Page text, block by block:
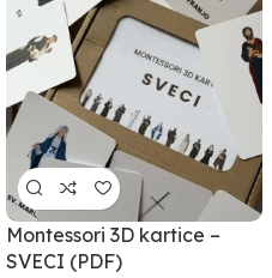
Montessori 3D kartice –
SVECI (PDF)